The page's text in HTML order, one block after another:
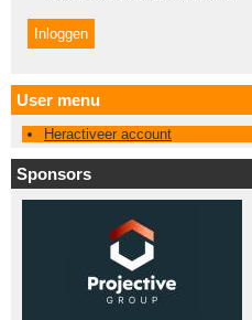
User menu
Heractiveer account
Sponsors